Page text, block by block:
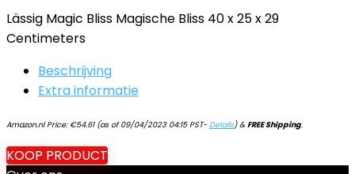
Lässig Magic Bliss Magische Bliss 40 x 25 x 29
Centimeters
Beschrijving
Extra informatie
Amazon.nl Price: €54.61(as of 09/04/2023 04:15 PST-Details)&FREE Shipping.
KOOP PRODUCT